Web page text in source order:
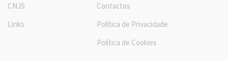
CNJS
Links
Contactos
Política de Privacidade
Política de Cookies